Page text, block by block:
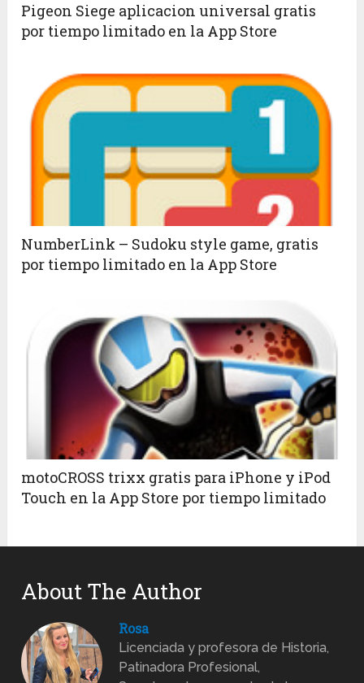
Pigeon Siege aplicacion universal gratis
por tiempo limitado en la App Store
NumberLink – Sudoku style game, gratis
por tiempo limitado en la App Store
motoCROSS trixx gratis para iPhone y iPod
Touch en la App Store por tiempo limitado
About The Author
Rosa
Licenciada y profesora de Historia,
Patinadora Profesional,